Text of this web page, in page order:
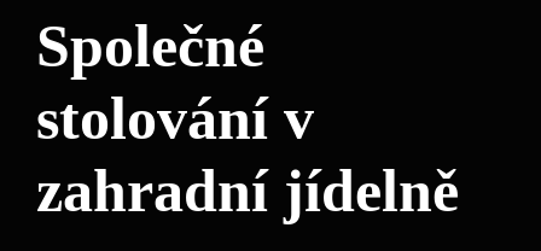
Společné
stolování v
zahradní jídelně